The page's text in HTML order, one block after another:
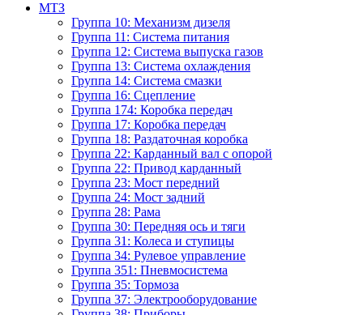
МТЗ
Группа 10: Механизм дизеля
Группа 11: Система питания
Группа 12: Система выпуска газов
Группа 13: Система охлаждения
Группа 14: Система смазки
Группа 16: Сцепление
Группа 174: Коробка передач
Группа 17: Коробка передач
Группа 18: Раздаточная коробка
Группа 22: Карданный вал с опорой
Группа 22: Привод карданный
Группа 23: Мост передний
Группа 24: Мост задний
Группа 28: Рама
Группа 30: Передняя ось и тяги
Группа 31: Колеса и ступицы
Группа 34: Рулевое управление
Группа 351: Пневмосистема
Группа 35: Тормоза
Группа 37: Электрооборудование